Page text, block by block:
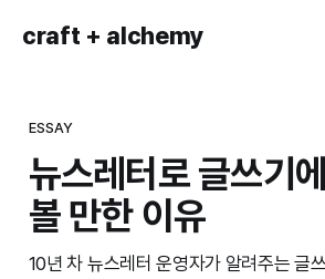
craft + alchemy
ESSAY
뉴스레터로 글쓰기
볼 만한 이유
10년 차 뉴스레터 운영자가 알려주는 글